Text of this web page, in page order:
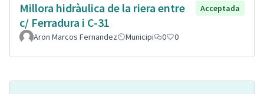
Millora hidràulica de la riera entre
c/ Ferradura i C-31
Acceptada
Aron Marcos Fernandez Municipi 0 0